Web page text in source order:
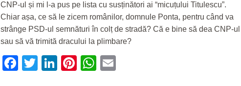
CNP-ul și mi l-a pus pe lista cu susținători ai “micuțului Titulescu”.
Chiar așa, ce să le zicem românilor, domnule Ponta, pentru când va
strânge PSD-ul semnături în colț de stradă? Că e bine să dea CNP-ul
sau să vă trimită dracului la plimbare?
Facebook
Twitter
LinkedIn
Pinterest
WhatsApp